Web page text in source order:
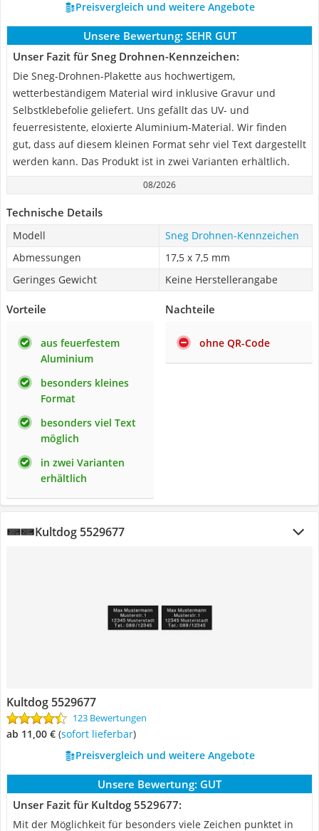
Preisvergleich und weitere Angebote
Unsere Bewertung: SEHR GUT
Unser Fazit für Sneg Drohnen-Kennzeichen:
Die Sneg-Drohnen-Plakette aus hochwertigem,
wetterbeständigem Material wird inklusive Gravur und
Selbstklebefolie geliefert. Uns gefällt das UV- und
feuerresistente, eloxierte Aluminium-Material. Wir finden
gut, dass auf diesem kleinen Format sehr viel Text dargestellt
werden kann. Das Produkt ist in zwei Varianten erhältlich.
08/2026
Technische Details
Modell
Sneg Drohnen-Kennzeichen
Abmessungen
17,5 x 7,5 mm
Geringes Gewicht
Keine Herstellerangabe
Vorteile
aus feuerfestem
Aluminium
besonders kleines
Format
besonders viel Text
möglich
in zwei Varianten
erhältlich
Nachteile
ohne QR-Code
Kultdog 5529677
Kultdog 5529677
123 Bewertungen
ab 11,00 € ( Sofort lieferbar)
Preisvergleich und weitere Angebote
Unsere Bewertung: GUT
Unser Fazit für Kultdog 5529677:
Mit der Möglichkeit für besonders viele Zeichen punktet in